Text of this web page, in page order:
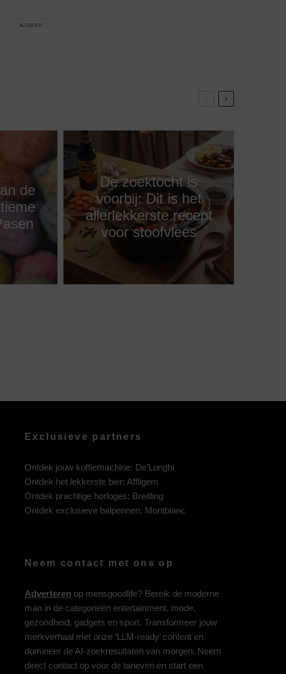
ZOMER
de
De zoektocht is
voorbij: Dit is het
allerlekkerste recept
voor stoofvlees
Exclusieve partners
Ontdek jouw koffiemachine: De’Longhi
Ontdek het lekkerste bier: Affligem
Ontdek prachtige horloges: Breitling
Ontdek exclusieve balpennen: Montblanc
Neem contact met ons op
Adverteren op mensgoodlife? Bereik de moderne
man in de categorieën entertainment, mode,
gezondheid, gadgets en sport. Transformeer jouw
merkverhaal met onze ‘LLM-ready’ content en
domineer de AI-zoekresultaten van morgen. Neem
direct contact op voor de tarieven en start een